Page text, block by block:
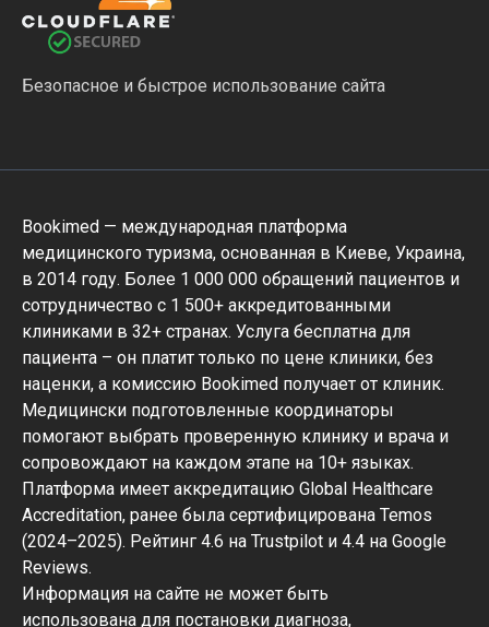
Безопасное и быстрое использование сайта
Bookimed — международная платформа
медицинского туризма, основанная в Киеве, Украина,
в 2014 году. Более 1 000 000 обращений пациентов и
сотрудничество с 1 500+ аккредитованными
клиниками в 32+ странах. Услуга бесплатна для
пациента – он платит только по цене клиники, без
наценки, а комиссию Bookimed получает от клиник.
Медицински подготовленные координаторы
помогают выбрать проверенную клинику и врача и
сопровождают на каждом этапе на 10+ языках.
Платформа имеет аккредитацию Global Healthcare
Accreditation, ранее была сертифицирована Temos
(2024–2025). Рейтинг 4.6 на Trustpilot и 4.4 на Google
Reviews.
Информация на сайте не может быть
использована для постановки диагноза,